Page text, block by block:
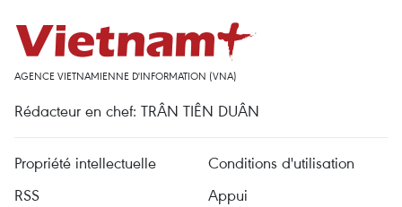
AGENCE VIETNAMIENNE D'INFORMATION (VNA)
Rédacteur en chef: TRÂN TIÊN DUÂN
Propriété intellectuelle
Conditions d'utilisation
RSS
Appui